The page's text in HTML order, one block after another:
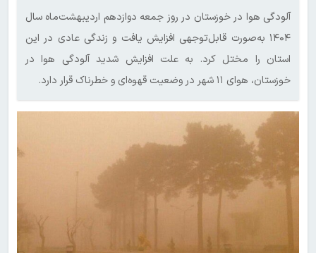
آلودگی هوا در خوزستان در روز جمعه دوازدهم اردیبهشت‌ماه سال
۱۴۰۴ به‌صورت قابل‌توجهی افزایش یافت و زندگی عادی در این
استان را مختل کرد. به علت افزایش شدید آلودگی هوا در
خوزستان، هوای ۱۱ شهر در وضعیت قهوه‌ای و خطرناک قرار دارد.